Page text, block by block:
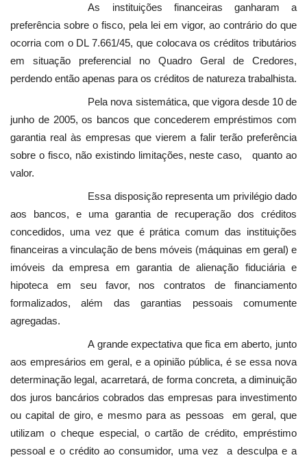
As instituições financeiras ganharam a
preferência sobre o fisco, pela lei em vigor, ao contrário do que
ocorria com o DL 7.661/45, que colocava os créditos tributários
em situação preferencial no Quadro Geral de Credores,
perdendo então apenas para os créditos de natureza trabalhista.
Pela nova sistemática, que vigora desde 10 de
junho de 2005, os bancos que concederem empréstimos com
garantia real às empresas que vierem a falir terão preferência
sobre o fisco, não existindo limitações, neste caso, quanto ao
valor.
Essa disposição representa um privilégio dado
aos bancos, e uma garantia de recuperação dos créditos
concedidos, uma vez que é prática comum das instituições
financeiras a vinculação de bens móveis (máquinas em geral) e
imóveis da empresa em garantia de alienação fiduciária e
hipoteca em seu favor, nos contratos de financiamento
formalizados, além das garantias pessoais comumente
agregadas.
A grande expectativa que fica em aberto, junto
aos empresários em geral, e a opinião pública, é se essa nova
determinação legal, acarretará, de forma concreta, a diminuição
dos juros bancários cobrados das empresas para investimento
ou capital de giro, e mesmo para as pessoas em geral, que
utilizam o cheque especial, o cartão de crédito, empréstimo
pessoal e o crédito ao consumidor, uma vez a desculpa e a